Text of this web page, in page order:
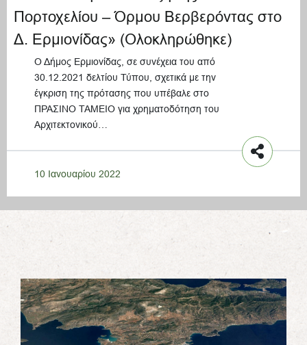
Πορτοχελίου – Όρμου Βερβερόντας στο
Δ. Ερμιονίδας» (Ολοκληρώθηκε)
Ο Δήμος Ερμιονίδας, σε συνέχεια του από
30.12.2021 δελτίου Τύπου, σχετικά με την
έγκριση της πρότασης που υπέβαλε στο
ΠΡΑΣΙΝΟ ΤΑΜΕΙΟ για χρηματοδότηση του
Αρχιτεκτονικού…
10 Ιανουαρίου 2022